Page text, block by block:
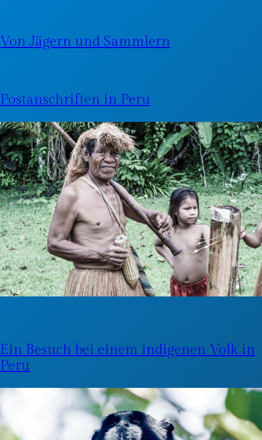
Von Jägern und Sammlern
Postanschriften in Peru
Ein Besuch bei einem indigenen Volk in
Peru